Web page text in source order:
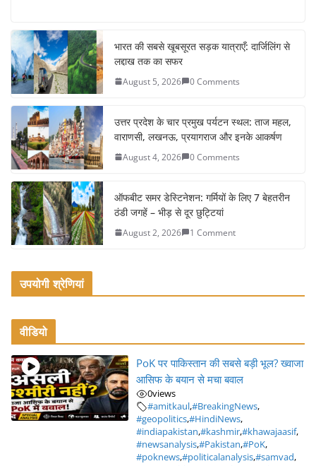
c
e
b
o
o
k
itt
er e
भारत की सबसे खूबसूरत सड़क यात्राएँ: दार्जिलिंग से
लद्दाख तक का सफर
August 5, 2026 0 Comments
उत्तर प्रदेश के चार प्रमुख पर्यटन स्थल: ताज महल,
वाराणसी, लखनऊ, प्रयागराज और इनके आकर्षण
August 4, 2026 0 Comments
ऑफबीट समर डेस्टिनेशन: गर्मियों के लिए 7 बेहतरीन
ठंडी जगहें – भीड़ से दूर छुट्टियां
August 2, 2026 1 Comment
उपयोगी श्रेणियां
वीडियो
PoK पर पाकिस्तान की सबसे बड़ी भूल? ख्वाजा
आसिफ के बयान से मचा बवाल
0views
#amitkaul,#BreakingNews,
#geopolitics,#HindiNews,
#indiapakistan,#kashmir,#khawajaasif,
#newsanalysis,#Pakistan,#PoK,
#poknews,#politicalanalysis,#samvad,